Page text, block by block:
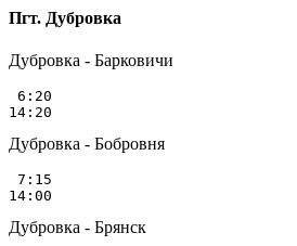
Пгт. Дубровка
Дубровка - Барковичи
6:20
Дубровка - Бобровня
7:15
Дубровка - Брянск